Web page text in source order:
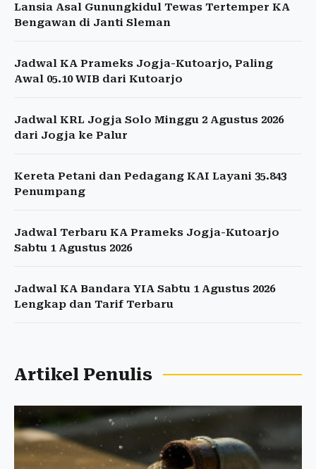
Lansia Asal Gunungkidul Tewas Tertemper KA
Bengawan di Janti Sleman
Jadwal KA Prameks Jogja-Kutoarjo, Paling
Awal 05.10 WIB dari Kutoarjo
Jadwal KRL Jogja Solo Minggu 2 Agustus 2026
dari Jogja ke Palur
Kereta Petani dan Pedagang KAI Layani 35.843
Penumpang
Jadwal Terbaru KA Prameks Jogja-Kutoarjo
Sabtu 1 Agustus 2026
Jadwal KA Bandara YIA Sabtu 1 Agustus 2026
Lengkap dan Tarif Terbaru
Artikel Penulis